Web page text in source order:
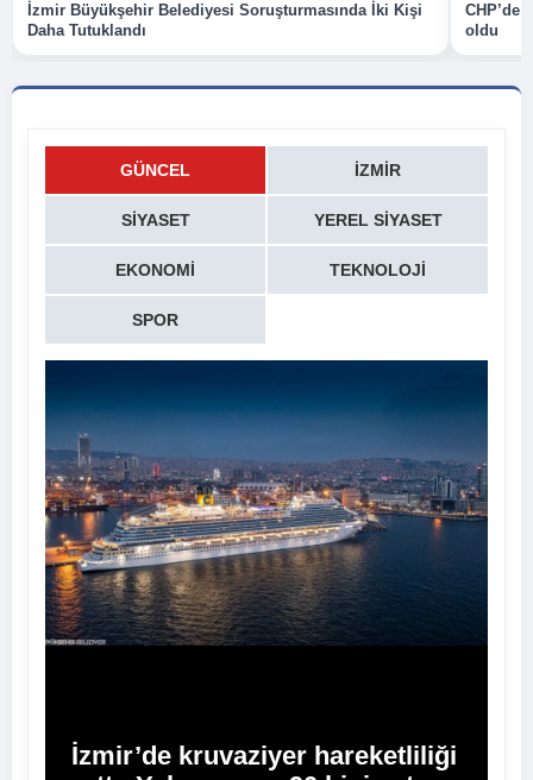
İzmir Büyükşehir Belediyesi Soruşturmasında İki Kişi
Daha Tutuklandı
CHP’de
oldu
GÜNCEL İZMIR
SIYASET YEREL SIYASET
EKONOMI TEKNOLOJI
SPOR
İzmir’de kruvaziyer hareketliliği